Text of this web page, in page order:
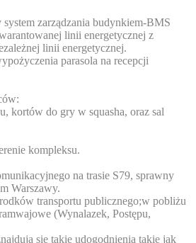
zarządzania budynkiem-BMS
linii energetycznej z
linii energetycznej.
parasola na recepcji
kortów do gry w squasha, oraz sal
kompleksu.
na trasie S79, sprawny
Warszawy.
transportu publicznego;w pobliżu
(Wynalazek, Postępu,
się takie udogodnienia takie jak